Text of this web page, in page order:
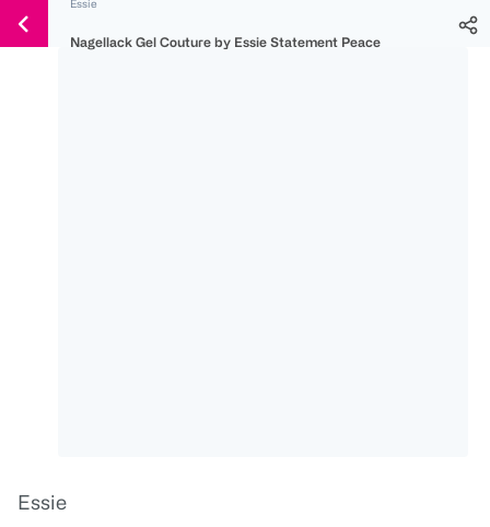
150 Ös
300 Ös
500 Ös
Weiter
zum
Essie
Nagellack Gel Couture by Essie Statement Peace
Essie